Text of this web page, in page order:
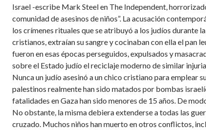
Israel -escribe Mark Steel en The Independent,
comunidad de asesinos de niños”. La acusación
los crímenes rituales que se atribuyó a los judíos durante
cristianos, extraían su sangre y cocinaban con ella el pan
fueron en esas épocas perseguidos, expulsados y
sobre el Estado judío el reciclaje moderno de similar
Nunca un judío asesinó a un chico cristiano para emplear
palestinos realmente han sido matados por bombas
fatalidades en Gaza han sido menores de 15 años. De
No obstante, la misma debiera extenderse a todas las
cruzado. Muchos niños han muerto en otros conflictos,